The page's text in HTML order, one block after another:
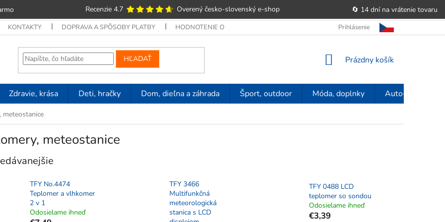
Recenzie 4.7 Overený česko-slovenský e‑shop 🔄 14 dní na vrátenie tovaru
KONTAKTY DOPRAVA A SPÔSOBY PLATBY HODNOTENIE OBCHODU OBCHODNÉ PODMIENKY POUČENIE O PRÁVE
Prihlásenie
HĽADAŤ
NÁKUPNÝ
Prázdny košík
Zdravie, krása Deti, hračky Dom, dieľna a záhrada Šport, outdoor Móda, doplnky Auto-moto
meteostanice
meteostanice
TFY No.4474
Teplomer a vlhkomer
2 v 1
Odosielame ihneď
TFY 3466
Multifunkčná
meteorologická
stanica s LCD
TFY 0488 LCD
teplomer so sondou
Odosielame ihneď
€3,39